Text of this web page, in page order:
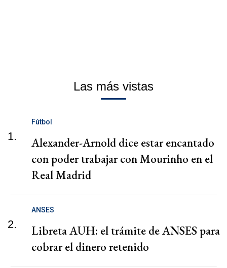
Las más vistas
1.
Fútbol
Alexander-Arnold dice estar encantado
con poder trabajar con Mourinho en el
Real Madrid
2.
ANSES
Libreta AUH: el trámite de ANSES para
cobrar el dinero retenido